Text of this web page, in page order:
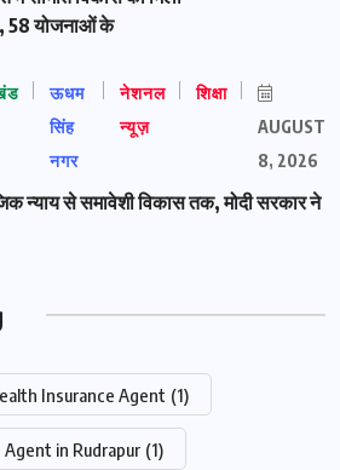
58 योजनाओं के
ऊधम
सिंह
नगर
नेशनल
न्यूज़
शिक्षा
AUGUST
8, 2026
न्याय से समावेशी विकास तक, मोदी सरकार ने
Insurance Agent (1)
in Rudrapur (1)